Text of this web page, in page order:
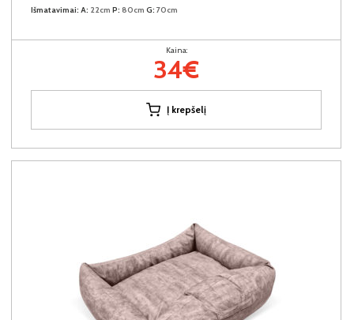
Išmatavimai: A: 22cm P: 80cm G: 70cm
Kaina:
34€
Į krepšelį